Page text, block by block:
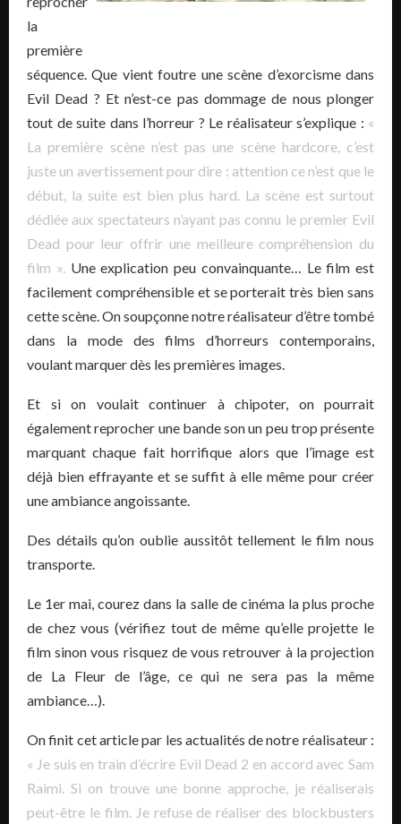
la
première
séquence. Que vient foutre une scène d’exorcisme dans
Evil Dead ? Et n’est-ce pas dommage de nous plonger
tout de suite dans l’horreur ? Le réalisateur s’explique : «
La première scène n’est pas une scène hardcore, c’est
juste un avertissement pour dire : attention ce n’est que le
début, la suite est bien plus hard. La scène est surtout
dédiée aux spectateurs n’ayant pas connu le premier Evil
Dead pour leur offrir une meilleure compréhension du
film ». Une explication peu convainquante… Le film est
facilement compréhensible et se porterait très bien sans
cette scène. On soupçonne notre réalisateur d’être tombé
dans la mode des films d’horreurs contemporains,
voulant marquer dès les premières images.
Et si on voulait continuer à chipoter, on pourrait
également reprocher une bande son un peu trop présente
marquant chaque fait horrifique alors que l’image est
déjà bien effrayante et se suffit à elle même pour créer
une ambiance angoissante.
Des détails qu’on oublie aussitôt tellement le film nous
transporte.
Le 1er mai, courez dans la salle de cinéma la plus proche
de chez vous (vérifiez tout de même qu’elle projette le
film sinon vous risquez de vous retrouver à la projection
de La Fleur de l’âge, ce qui ne sera pas la même
ambiance…).
On finit cet article par les actualités de notre réalisateur :
« Je suis en train d’écrire Evil Dead 2 en accord avec Sam
Raimi. Si on trouve une bonne approche, je réaliserais
peut-être le film. Je refuse de réaliser des blockbusters